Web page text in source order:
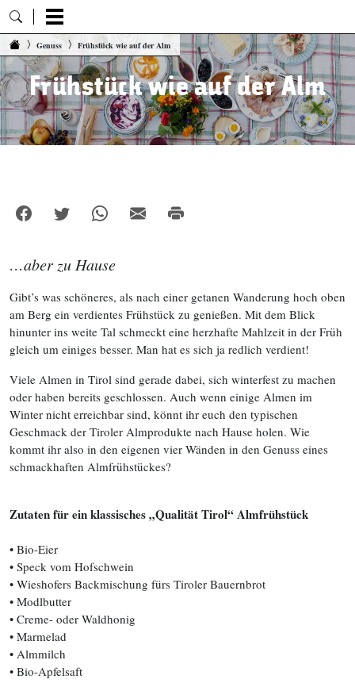
Zum Inhalt springen
Genuss Frühstück wie auf der Alm
Frühstück wie auf der Alm
…aber zu Hause
Gibt’s was schöneres, als nach einer getanen Wanderung hoch oben
am Berg ein verdientes Frühstück zu genießen. Mit dem Blick
hinunter ins weite Tal schmeckt eine herzhafte Mahlzeit in der Früh
gleich um einiges besser. Man hat es sich ja redlich verdient!
Viele Almen in Tirol sind gerade dabei, sich winterfest zu machen
oder haben bereits geschlossen. Auch wenn einige Almen im
Winter nicht erreichbar sind, könnt ihr euch den typischen
Geschmack der Tiroler Almprodukte nach Hause holen. Wie
kommt ihr also in den eigenen vier Wänden in den Genuss eines
schmackhaften Almfrühstückes?
Zutaten für ein klassisches „Qualität Tirol“ Almfrühstück
• Bio-Eier
• Speck vom Hofschwein
• Wieshofers Backmischung fürs Tiroler Bauernbrot
• Modlbutter
• Creme- oder Waldhonig
• Marmelad
• Almmilch
• Bio-Apfelsaft